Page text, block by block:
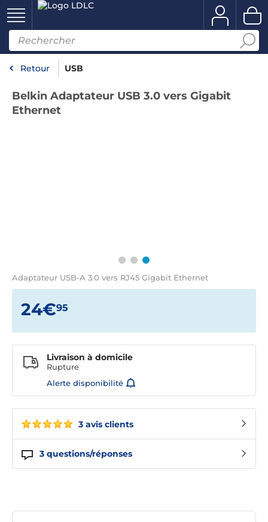
Retour USB
Belkin Adaptateur USB 3.0 vers Gigabit
Ethernet
Adaptateur USB-A 3.0 vers RJ45 Gigabit Ethernet
3 avis clients
3 questions/réponses
24€95
Livraison à domicile
Rupture
Alerte disponibilité